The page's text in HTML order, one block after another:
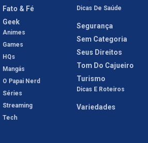
Fato & Fé
Geek
Animes
Games
HQs
Mangás
O Papai Nerd
Séries
Streaming
Tech
Dicas De Saúde
Segurança
Sem Categoria
Seus Direitos
Tom Do Cajueiro
Turismo
Dicas E Roteiros
Variedades